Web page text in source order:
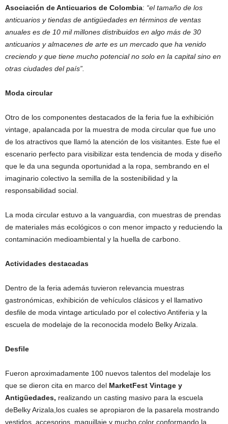
Asociación de Anticuarios de Colombia: “el tamaño de los
anticuarios y tiendas de antigüedades en términos de ventas
anuales es de 10 mil millones distribuidos en algo más de 30
anticuarios y almacenes de arte es un mercado que ha venido
creciendo y que tiene mucho potencial no solo en la capital sino en
otras ciudades del país”.
Moda circular
Otro de los componentes destacados de la feria fue la exhibición
vintage, apalancada por la muestra de moda circular que fue uno
de los atractivos que llamó la atención de los visitantes. Este fue el
escenario perfecto para visibilizar esta tendencia de moda y diseño
que le da una segunda oportunidad a la ropa, sembrando en el
imaginario colectivo la semilla de la sostenibilidad y la
responsabilidad social.
La moda circular estuvo a la vanguardia, con muestras de prendas
de materiales más ecológicos o con menor impacto y reduciendo la
contaminación medioambiental y la huella de carbono.
Actividades destacadas
Dentro de la feria además tuvieron relevancia muestras
gastronómicas, exhibición de vehículos clásicos y el llamativo
desfile de moda vintage articulado por el colectivo Antiferia y la
escuela de modelaje de la reconocida modelo Belky Arizala.
Desfile
Fueron aproximadamente 100 nuevos talentos del modelaje los
que se dieron cita en marco del MarketFest Vintage y
Antigüedades, realizando un casting masivo para la escuela
deBelky Arizala,los cuales se apropiaron de la pasarela mostrando
vestidos, accesorios, maquillaje y mucho color conformando la